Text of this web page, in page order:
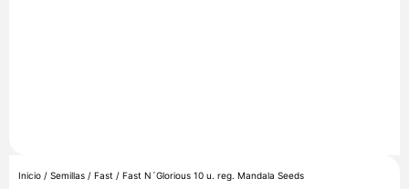
Inicio / Semillas / Fast / Fast N´Glorious 10 u. reg. Mandala Seeds